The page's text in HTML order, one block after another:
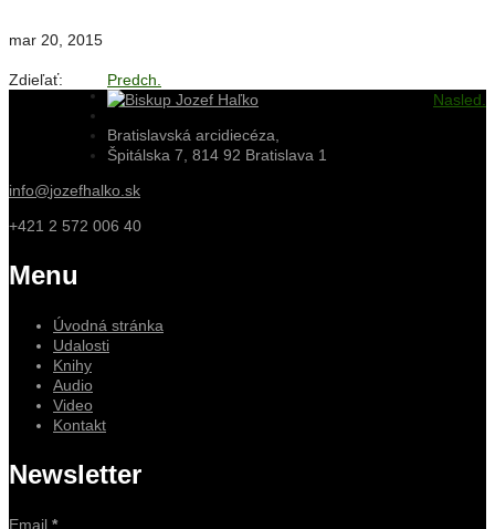
mar 20, 2015
Zdieľať:
Predch.
Nasled.
Bratislavská arcidiecéza,
Špitálska 7, 814 92 Bratislava 1
info@jozefhalko.sk
+421 2 572 006 40
Menu
Úvodná stránka
Udalosti
Knihy
Audio
Video
Kontakt
Newsletter
Email *